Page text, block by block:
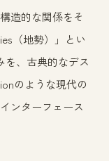
造的な関係をそ
（地勢）」とい
を、古典的なデス
のような現代の
ンターフェース